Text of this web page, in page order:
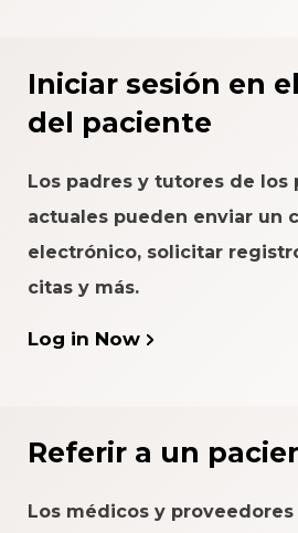
Iniciar sesión en
del paciente
Los padres y tutores de los
actuales pueden enviar un
electrónico, solicitar
citas y más.
Log in Now
Referir a un
Los médicos y